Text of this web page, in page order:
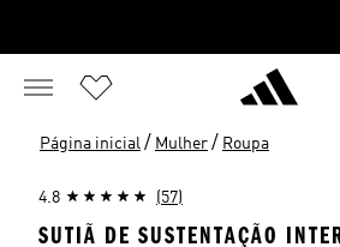
Página inicial / Mulher / Roupa
4.8 (57)
SUTIÃ DE SUSTENTAÇÃO